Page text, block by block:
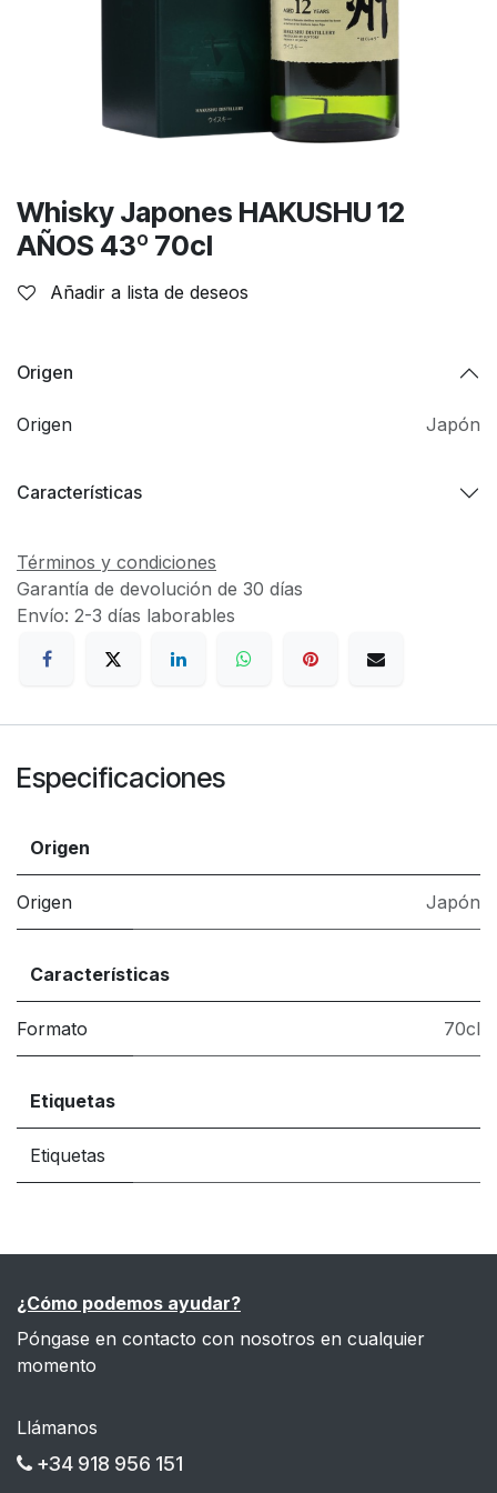
Whisky Japones HAKUSHU 12
AÑOS 43º 70cl
Añadir a lista de deseos
Origen
Origen Japón
Características
Términos y condiciones
Garantía de devolución de 30 días
Envío: 2-3 días laborables
Especificaciones
Origen
Origen Japón
Características
Formato 70cl
Etiquetas
Etiquetas
¿Cómo podemos ayudar?
Póngase en contacto con nosotros en cualquier
momento
Llámanos
+34 918 956 151